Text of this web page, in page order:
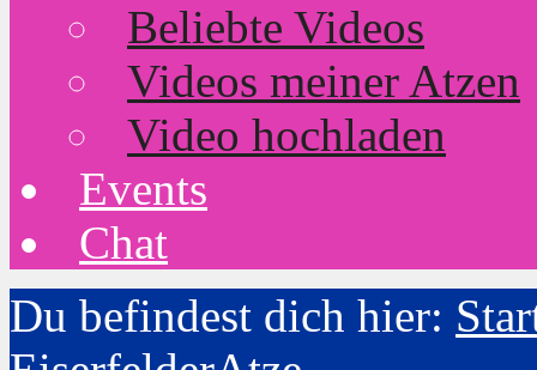
Beliebte Videos
Videos meiner Atzen
Video hochladen
Events
Chat
Du befindest dich hier: